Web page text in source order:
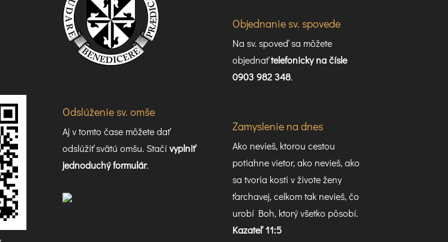
Odslúženie sv. omše
Aj v tomto čase môžete dať
odslúžiť svätú omšu. Stačívyplniť
jednoduchý formulár.
Objednanie sv. spovede
Na sv. spoveď sa môžete
objednaťtelefonicky na čísle
0903 982 348.
Zamyslenie na dnes
Ako nevieš, ktorou cestou
potiahne vietor, ako nevieš, ako
sa tvoria kosti v živote ženy
ťarchavej, celkom tak nevieš, čo
urobí Boh, ktorý všetko pôsobí.
Kazateľ 11:5